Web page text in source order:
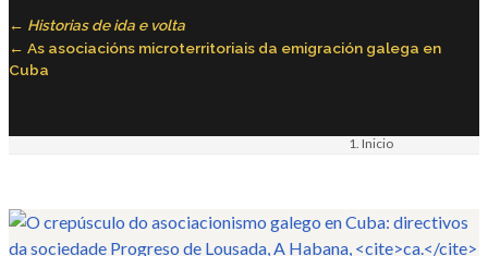
Historias de ida e volta
As asociacións microterritoriais da emigración galega en
Cuba
Inicio